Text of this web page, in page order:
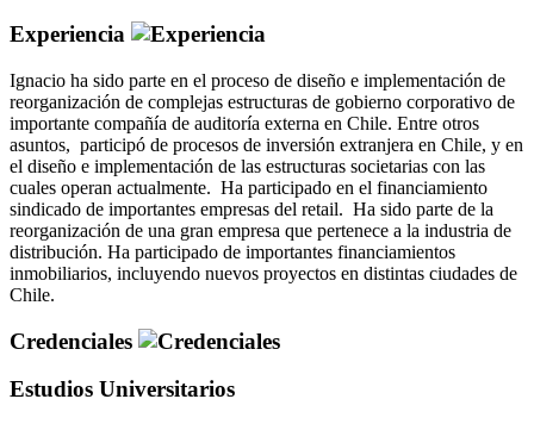
Experiencia
Ignacio ha sido parte en el proceso de diseño e implementación de
reorganización de complejas estructuras de gobierno corporativo de
importante compañía de auditoría externa en Chile. Entre otros
asuntos, participó de procesos de inversión extranjera en Chile, y en
el diseño e implementación de las estructuras societarias con las
cuales operan actualmente. Ha participado en el financiamiento
sindicado de importantes empresas del retail. Ha sido parte de la
reorganización de una gran empresa que pertenece a la industria de
distribución. Ha participado de importantes financiamientos
inmobiliarios, incluyendo nuevos proyectos en distintas ciudades de
Chile.
Credenciales
Estudios Universitarios